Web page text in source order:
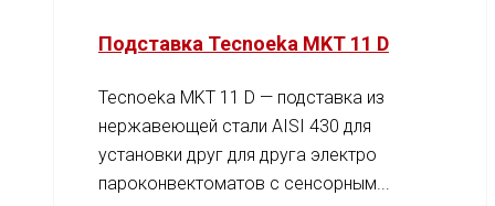
Подставка Tecnoeka MKT 11 D
Tecnoeka MKT 11 D — подставка из
нержавеющей стали AISI 430 для
установки друг для друга электро
пароконвектоматов с сенсорным...